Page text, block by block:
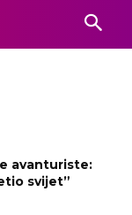
avanturiste:
svijet”